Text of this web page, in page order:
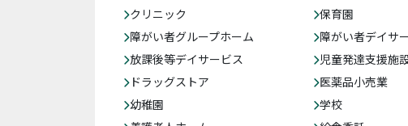
クリニック
保育園
障がい者グループホーム
障がい者デイサ
放課後等デイサービス
児童発達支援施
ドラッグストア
医薬品小売業
幼稚園
学校